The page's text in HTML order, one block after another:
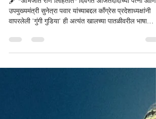
दिवंगत अजितदादांच्या पत्नी आणि
उपमुख्यमंत्री सुनेत्रा पवार...
🖋️ *अभिजीत राणे लिहितात* दिवंगत अजितदादांच्या पत्नी आणि
अपमान करण्याची काँग्रेसची सरंजामशाही वृत्ती कायम राहिली आहे.
एकीकडे काँग्रेसची अशी महिलाविरोधी मानसिकता असताना,